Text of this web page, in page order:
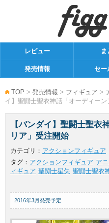
レビュー
発売情報 セー
TOP > 発売情報 > フィギュア >
イ】聖闘士聖衣神話「オーディー
【バンダイ】聖闘士聖衣
リア」受注開始
カテゴリ： アクションフィギュア
タグ： アクションフィギュア ア
ィギュア 聖闘士星矢 聖闘士聖衣
2016年3月発売予定